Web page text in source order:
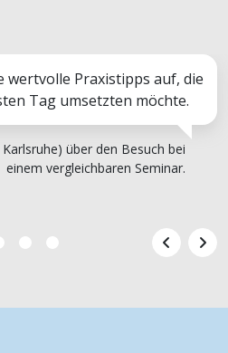
wertvolle Praxistipps auf, die
Tag umsetzten möchte.
über den Besuch bei
einem vergleichbaren Seminar.